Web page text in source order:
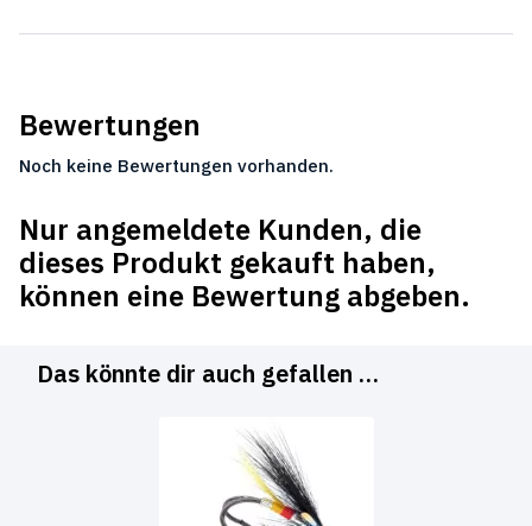
Bewertungen
Noch keine Bewertungen vorhanden.
Nur angemeldete Kunden, die
dieses Produkt gekauft haben,
können eine Bewertung abgeben.
Das könnte dir auch gefallen …